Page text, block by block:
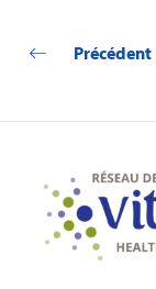
Précédent